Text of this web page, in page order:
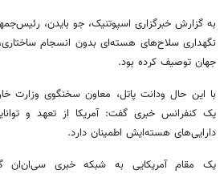
به گزارش خبرگزاری اسپوتنیک، جو بایدن،
نگهداری سلاح‌های هسته‌ای بدون انسجام
جهان توصیف کرده بود.
با این حال ودانت پاتل، معاون سخنگوی وزارت
یک کنفرانس خبری گفت: آمریکا از تعهد و
دارایی‌های هسته‌ایش اطمینان دارد.
یک مقام آمریکایی به شبکه خبری سی‌ان‌ان